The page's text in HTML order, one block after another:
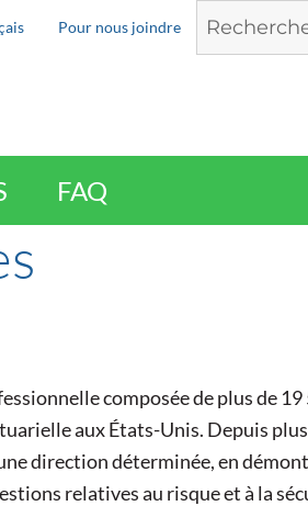
Pour nous joindre
for:
FAQ
composée de plus de
aux États-Unis. Depuis plus
direction déterminée, en
relatives au risque et à la